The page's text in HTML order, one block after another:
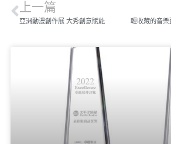
上一篇
亞洲動漫創作展 大秀創意賦能